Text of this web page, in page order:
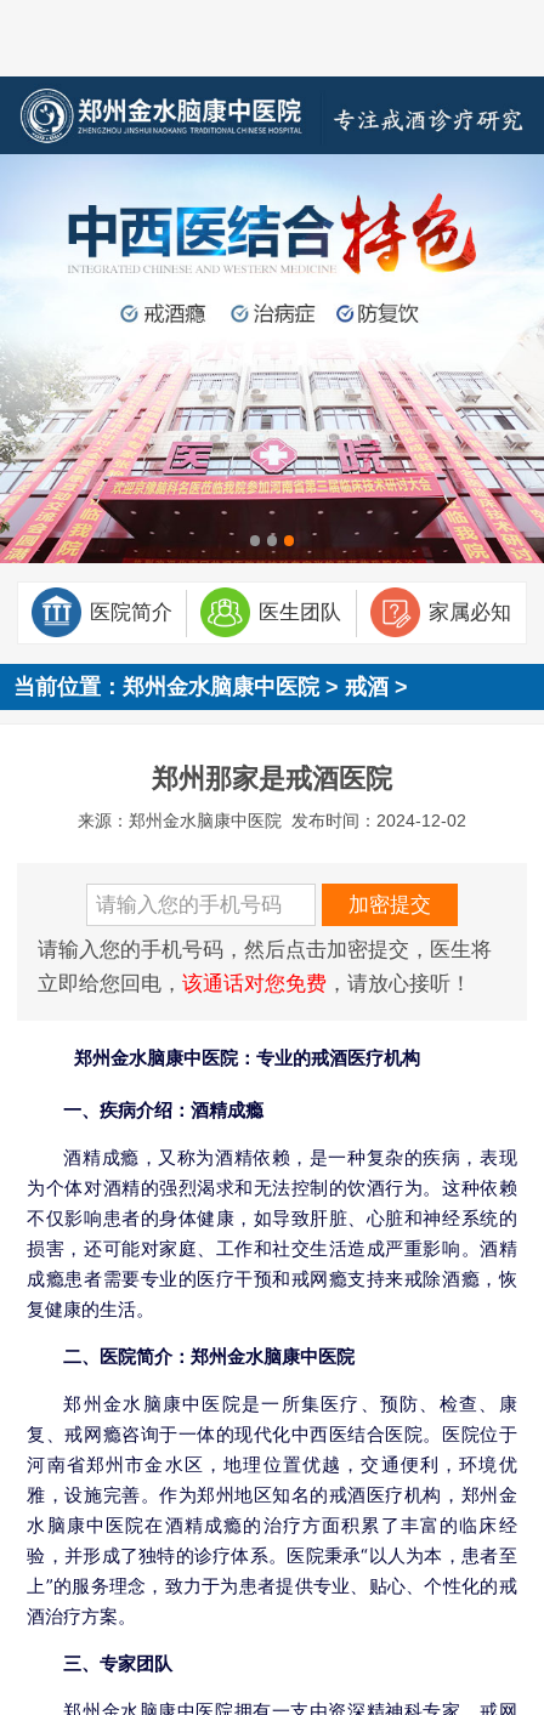
医院简介 医生团队 家属必知
当前位置：郑州金水脑康中医院>戒酒 >
郑州那家是戒酒医院
来源：郑州金水脑康中医院 发布时间：2024-12-02
请输入您的手机号码，然后点击加密提交，医生将
立即给您回电， 该通话对您免费，请放心接听！
郑州金水脑康中医院：专业的戒酒医疗机构
一、疾病介绍：酒精成瘾
酒精成瘾，又称为酒精依赖，是一种复杂的疾病，表现
为个体对酒精的强烈渴求和无法控制的饮酒行为。这种依赖
不仅影响患者的身体健康，如导致肝脏、心脏和神经系统的
损害，还可能对家庭、工作和社交生活造成严重影响。酒精
成瘾患者需要专业的医疗干预和戒网瘾支持来戒除酒瘾，恢
复健康的生活。
二、医院简介：郑州金水脑康中医院
郑州金水脑康中医院是一所集医疗、预防、检查、康
复、戒网瘾咨询于一体的现代化中西医结合医院。医院位于
河南省郑州市金水区，地理位置优越，交通便利，环境优
雅，设施完善。作为郑州地区知名的戒酒医疗机构，郑州金
水脑康中医院在酒精成瘾的治疗方面积累了丰富的临床经
验，并形成了独特的诊疗体系。医院秉承“以人为本，患者至
上”的服务理念，致力于为患者提供专业、贴心、个性化的戒
酒治疗方案。
三、专家团队